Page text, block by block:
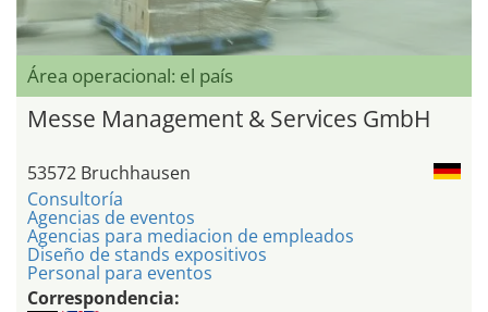
Área operacional: el país
Messe Management & Services GmbH
53572 Bruchhausen
Consultoría
Agencias de eventos
Agencias para mediacion de empleados
Diseño de stands expositivos
Personal para eventos
Correspondencia: